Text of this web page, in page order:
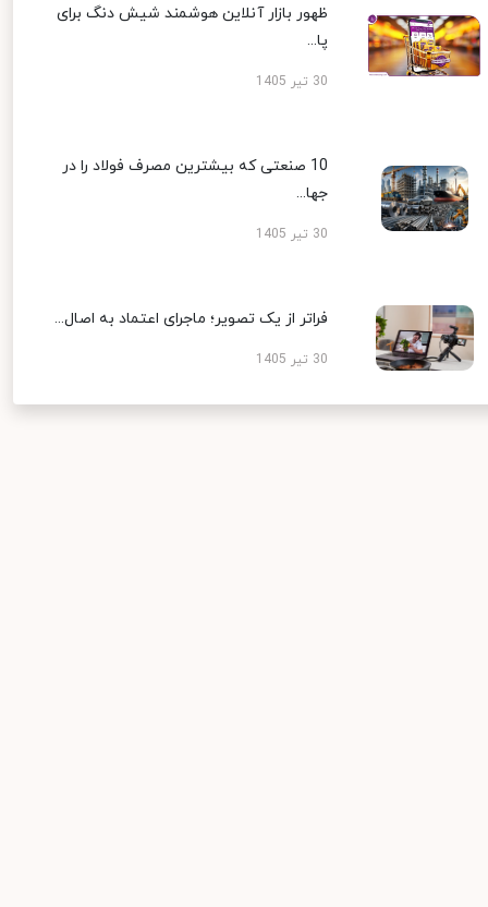
ظهور بازار آنلاین هوشمند شیش دنگ برای
پا...
30 تیر 1405
10 صنعتی که بیشترین مصرف فولاد را در
جها...
30 تیر 1405
فراتر از یک تصویر؛ ماجرای اعتماد به اصال...
30 تیر 1405